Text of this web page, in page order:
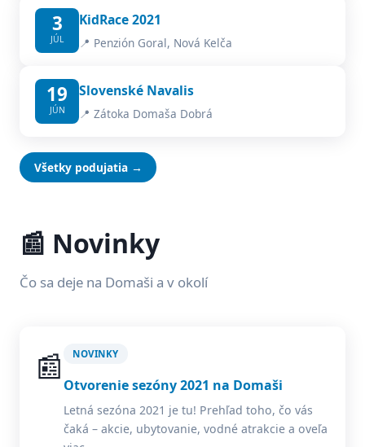
3
JÚL
KidRace 2021
📍 Penzión Goral, Nová Kelča
19
JÚN
Slovenské Navalis
📍 Zátoka Domaša Dobrá
Všetky podujatia →
📰 Novinky
Čo sa deje na Domaši a v okolí
📰 NOVINKY
Otvorenie sezóny 2021 na Domaši
Letná sezóna 2021 je tu! Prehľad toho, čo vás
čaká – akcie, ubytovanie, vodné atrakcie a oveľa